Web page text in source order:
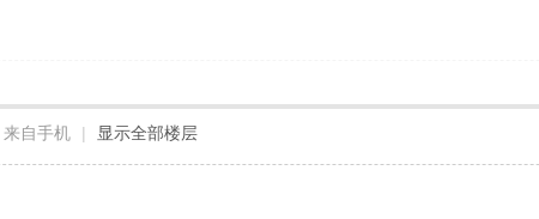
来自手机 | 显示全部楼层